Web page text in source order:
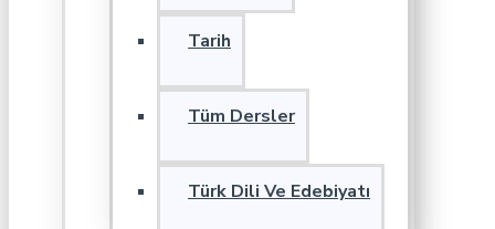
Tarih
Tüm Dersler
Türk Dili Ve Edebiyatı